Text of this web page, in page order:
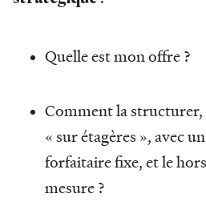
Quelle est mon offre ?
Comment la structurer,
« sur étagères », avec
forfaitaire fixe, et le
mesure ?